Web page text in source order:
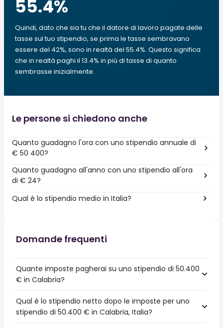
55.4%
Quindi, dato che sia tu che il datore di lavoro pagate delle
tasse sul tuo stipendio, se prima le tasse sembravano
essere del 42%, sono in realtà del 55.4%. Questo significa
che in realtà paghi il 13.4% in più di tasse di quanto
sembrasse inizialmente.
Le persone si chiedono anche
Quanto guadagno l'ora con uno stipendio annuale di
€ 50 400?
Quanto guadagno all'anno con uno stipendio all'ora
di € 24?
Qual è lo stipendio medio in Italia?
Domande frequenti
Quante imposte pagherai su uno stipendio di 50.400
€ in Calabria?
Qual è lo stipendio netto dopo le imposte per uno
stipendio di 50.400 € in Calabria, Italia?